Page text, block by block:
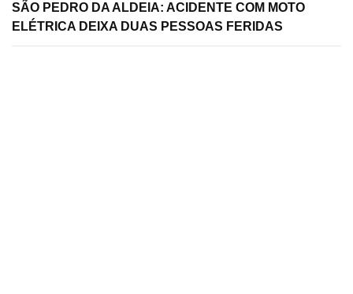
SÃO PEDRO DA ALDEIA: ACIDENTE COM MOTO
ELÉTRICA DEIXA DUAS PESSOAS FERIDAS